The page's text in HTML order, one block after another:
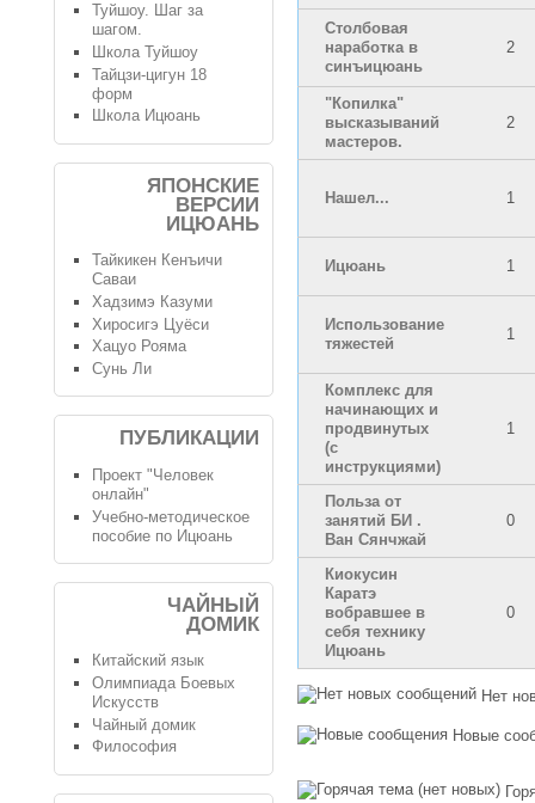
Столбовая
наработка в
синъицюань
2
"Копилка"
высказываний
мастеров.
2
Нашел... 1
Ицюань 1
Использование
тяжестей
1
Комплекс для
начинающих и
продвинутых
(с
инструкциями)
1
Польза от
занятий БИ .
Ван Сянчжай
0
Киокусин
Каратэ
вобравшее в
себя технику
Ицюань
0
Нет
Новые
Туйшоу. Шаг за
шагом.
Школа Туйшоу
Тайцзи-цигун 18
форм
Школа Ицюань
ЯПОНСКИЕ
ВЕРСИИ
ИЦЮАНЬ
Тайкикен Кенъичи
Саваи
Хадзимэ Казуми
Хиросигэ Цуёси
Хацуо Рояма
Сунь Ли
ПУБЛИКАЦИИ
Проект "Человек
онлайн"
Учебно-методическое
пособие по Ицюань
ЧАЙНЫЙ
ДОМИК
Китайский язык
Олимпиада Боевых
Искусств
Чайный домик
Философия